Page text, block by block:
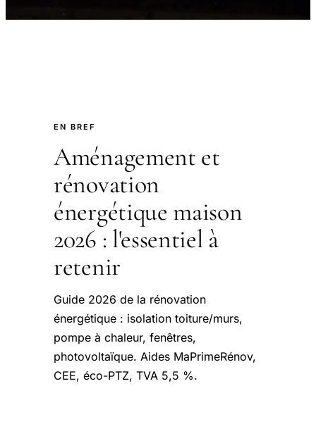
EN BREF
Aménagement et
rénovation
énergétique maison
2026 : l'essentiel à
retenir
Guide 2026 de la rénovation
énergétique : isolation toiture/murs,
pompe à chaleur, fenêtres,
photovoltaïque. Aides MaPrimeRénov,
CEE, éco-PTZ, TVA 5,5 %.